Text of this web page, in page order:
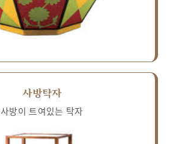
사방탁자
사방이 트여있는 탁자